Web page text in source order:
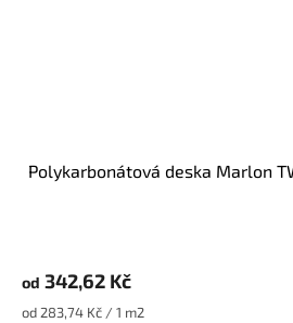
Polykarbonátová deska Marlon
od 342,62 Kč
Měrná
od 283,74 Kč / 1 m2